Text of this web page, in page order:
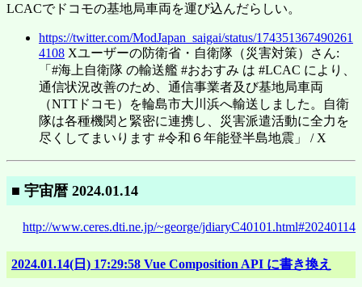
LCACでドコモの基地局車両を運び込んだらしい。
https://twitter.com/ModJapan_saigai/status/174351367490261
4108 Xユーザーの防衛省・自衛隊（災害対策）さん:
「#海上自衛隊 の輸送艦 #おおすみ は #LCAC により、
通信状況改善のため、通信事業者及び基地局車両
（NTTドコモ）を輪島市大川浜へ輸送しました。自衛
隊は各種機関と緊密に連携し、災害派遣活動に全力を
尽くしてまいります #令和６年能登半島地震」 / X
■ 宇宙暦 2024.01.14
http://www.ceres.dti.ne.jp/~george/jdiaryC40101.html#20240114
2024.01.14(日) 17:29:58 Vue Composition API に書き換え